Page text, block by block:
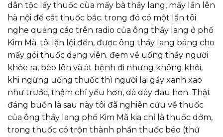
dân tộc lấy thuốc cùa mấy bà thầy lang, mấy lần lên
hà nội để cắt thuốc bắc. trong đó có một lần tôi
nghe quảng cáo trên radio của ông thầy lang ở phố
Kim Mã. tôi lặn lội đến, được ông thầy lang báng cho
mấy gói thuốc dạng viên. đem về uống thầy người
khỏe ra, béo lên và át bệnh đi nhưng không khỏi,
khi ngừng uống thuốc thì người lại gầy xanh xao
như trước, thậm chí yếu hơn, dà dày đau hơn. Thật
đáng buồn là sau này tôi đã nghiên cứu về thuốc
của ông thầy lang phố Kim Mã kia chỉ là thuốc dởm,
trong thuốc có trộn thành phần thuốc béo (thứ